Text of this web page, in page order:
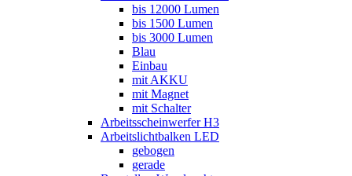
bis 12000 Lumen
bis 1500 Lumen
bis 3000 Lumen
Blau
Einbau
mit AKKU
mit Magnet
mit Schalter
Arbeitsscheinwerfer H3
Arbeitslichtbalken LED
gebogen
gerade